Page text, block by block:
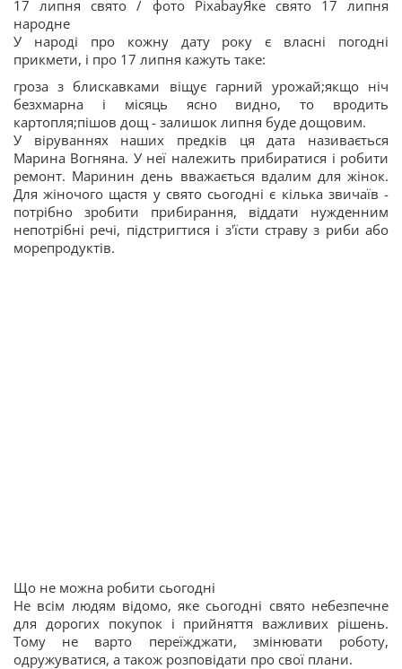
17 липня свято / фото PixabayЯке свято 17 липня
народне
У народі про кожну дату року є власні погодні
прикмети, і про 17 липня кажуть таке:
гроза з блискавками віщує гарний урожай;якщо ніч
безхмарна і місяць ясно видно, то вродить
картопля;пішов дощ - залишок липня буде дощовим.
У віруваннях наших предків ця дата називається
Марина Вогняна. У неї належить прибиратися і робити
ремонт. Маринин день вважається вдалим для жінок.
Для жіночого щастя у свято сьогодні є кілька звичаїв -
потрібно зробити прибирання, віддати нужденним
непотрібні речі, підстригтися і з'їсти страву з риби або
морепродуктів.
Що не можна робити сьогодні
Не всім людям відомо, яке сьогодні свято небезпечне
для дорогих покупок і прийняття важливих рішень.
Тому не варто переїжджати, змінювати роботу,
одружуватися, а також розповідати про свої плани.